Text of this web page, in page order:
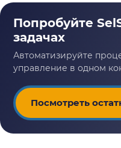
Посмотреть